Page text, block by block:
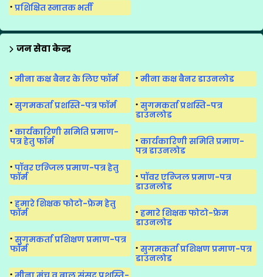
प्रशिक्षित स्नातक भर्ती
जन सेवा केन्द्र
मीना कक्ष बैनर के लिए फॉर्म मीना कक्ष बैनर डाउनलोड
सुगमकर्ता प्रशस्ति-पत्र फॉर्म
सुगमकर्ता प्रशस्ति-पत्र
डाउनलोड
कार्यकारिणी समिति प्रमाण-
पत्र हेतु फॉर्म
कार्यकारिणी समिति प्रमाण-
पत्र डाउनलोड
पॉवर एन्जिल प्रमाण-पत्र हेतु
फॉर्म
पॉवर एन्जिल प्रमाण-पत्र
डाउनलोड
हमारे शिक्षक फोटो-फ्रेम हेतु
फॉर्म
हमारे शिक्षक फोटो-फ्रेम
डाउनलोड
सुगमकर्ता प्रशिक्षण प्रमाण-पत्र
फॉर्म
सुगमकर्ता प्रशिक्षण प्रमाण-पत्र
डाउनलोड